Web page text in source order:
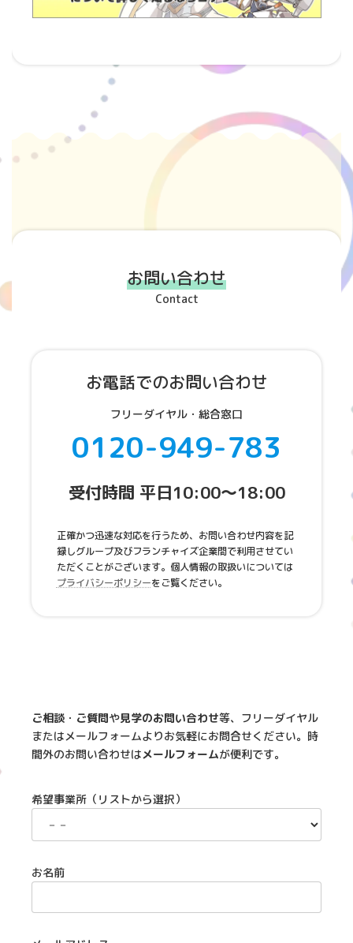
お問い合わせ
Contact
お電話でのお問い合わせ
フリーダイヤル・総合窓口
0120-949-783
受付時間 平日10:00～18:00
正確かつ迅速な対応を行うため、お問い合わせ内容を記
録しグループ及びフランチャイズ企業間で利用させてい
ただくことがございます。個人情報の取扱いについては
プライバシーポリシーをご覧ください。
ご相談 ・ ご質問や見学のお問い合わせ等、フリーダイヤル
またはメールフォームよりお気軽にお問合せください。時
間外のお問い合わせはメールフォームが便利です。
希望事業所（リストから選択）
お名前